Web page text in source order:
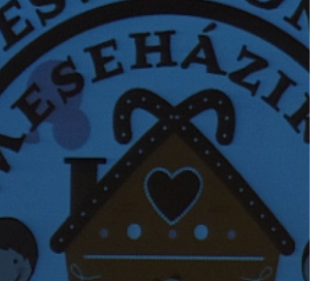
A
VÁROS
PÉNZÜGYEI
KÖLTSÉGVETÉSI
RENDELETEK